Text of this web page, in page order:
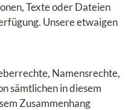
Texte oder Dateien
Unsere etwaigen
Namensrechte,
sämtlichen in diesem
Zusammenhang